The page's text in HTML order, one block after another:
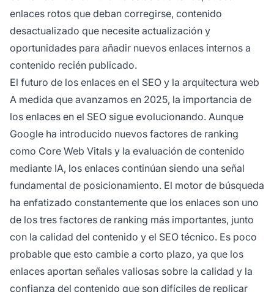
enlaces rotos que deban corregirse, contenido
desactualizado que necesite actualización y
oportunidades para añadir nuevos enlaces internos a
contenido recién publicado.
El futuro de los enlaces en el SEO y la arquitectura web
A medida que avanzamos en 2025, la importancia de
los enlaces en el SEO sigue evolucionando. Aunque
Google ha introducido nuevos factores de ranking
como Core Web Vitals y la evaluación de contenido
mediante IA, los enlaces continúan siendo una señal
fundamental de posicionamiento. El motor de búsqueda
ha enfatizado constantemente que los enlaces son uno
de los tres factores de ranking más importantes, junto
con la calidad del contenido y el SEO técnico. Es poco
probable que esto cambie a corto plazo, ya que los
enlaces aportan señales valiosas sobre la calidad y la
confianza del contenido que son difíciles de replicar